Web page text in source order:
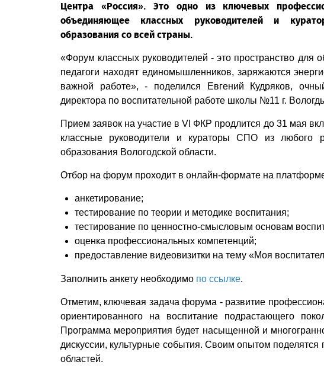
Центра «Россия». Это одно из ключевых
объединяющее классных руководителей и
образования со всей страны.
«Форум классных руководителей - это пространство для
педагоги находят единомышленников, заряжаются
важной работе», - поделился Евгений Кудряков,
директора по воспитательной работе школы №11 г.
Прием заявок на участие в VI ФКР продлится до 31 мая
классные руководители и кураторы СПО из любого
образования Вологодской области.
Отбор на форум проходит в онлайн-формате на платформе
анкетирование;
тестирование по теории и методике воспитания;
тестирование по ценностно-смысловым основам
оценка профессиональных компетенций;
предоставление видеовизитки на тему «Моя
Заполнить анкету необходимо по ссылке.
Отметим, ключевая задача форума - развитие
ориентированного на воспитание подрастающего
Программа мероприятия будет насыщенной и
дискуссии, культурные события. Своим опытом
областей.